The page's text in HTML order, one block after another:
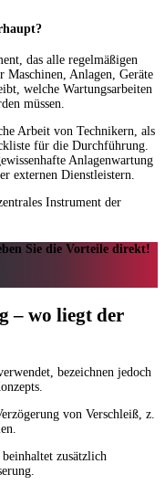
das alle regelmäßigen
Maschinen, Anlagen, Geräte
welche Wartungsarbeiten
müssen.
Arbeit von Technikern, als
für die Durchführung.
Anlagenwartung
externen Dienstleistern.
Instrument der
Sie die Vorteile direkt!
– wo liegt der
bezeichnen jedoch
von Verschleiß, z.
zusätzlich